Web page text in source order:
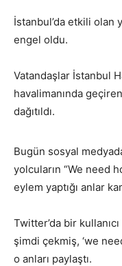
İstanbul’da etkili olan
engel oldu.
Vatandaşlar İstanbul
havalimanında
dağıtıldı.
Bugün sosyal
yolcuların “We need
eylem yaptığı anlar
Twitter’da bir
şimdi çekmiş, ‘we
o anları paylaştı.